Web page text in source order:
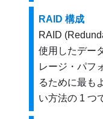
RAID 構成
RAID
使用したデー
レージ・パフ
るために最も
い方法の 1 つ